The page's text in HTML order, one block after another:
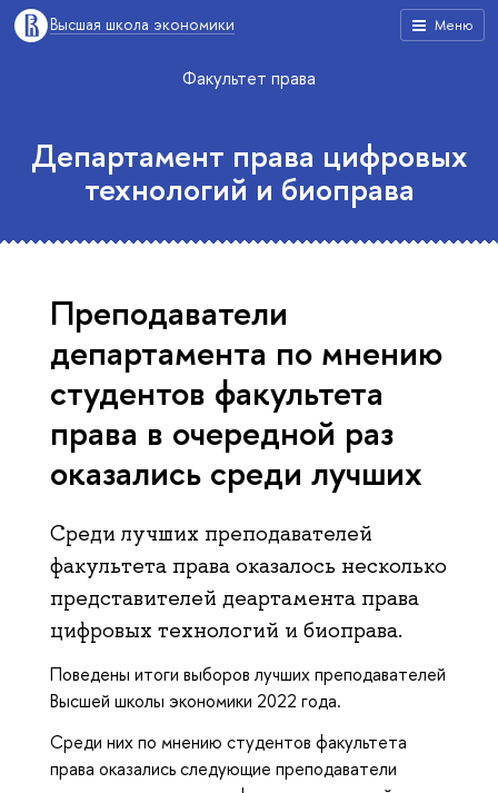
Меню
Высшая школа экономики
Факультет права
Департамент права цифровых
технологий и биоправа
Преподаватели
департамента по мнению
студентов факультета
права в очередной раз
оказались среди лучших
Среди лучших преподавателей
факультета права оказалось несколько
представителей деартамента права
цифровых технологий и биоправа.
Поведены итоги выборов лучших преподавателей
Высшей школы экономики 2022 года.
Среди них по мнению студентов факультета
права оказались следующие преподаватели